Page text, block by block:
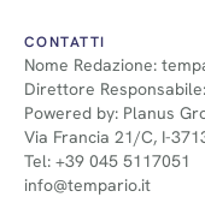
CONTATTI
Nome Redazione:
Direttore
Powered by: Planus
Via Francia 21/C, I-
Tel: +39 045 5117051
info@tempario.it